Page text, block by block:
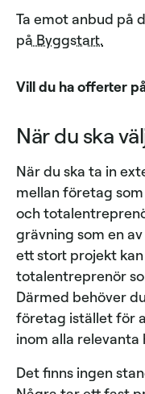
Ta emot anbud på
på Byggstart.
Vill du ha offerter
När du ska
När du ska ta in
mellan företag
och
grävning som en
ett stort projekt
totalentreprenör
Därmed behöver
företag istället för
inom alla
Det finns ingen